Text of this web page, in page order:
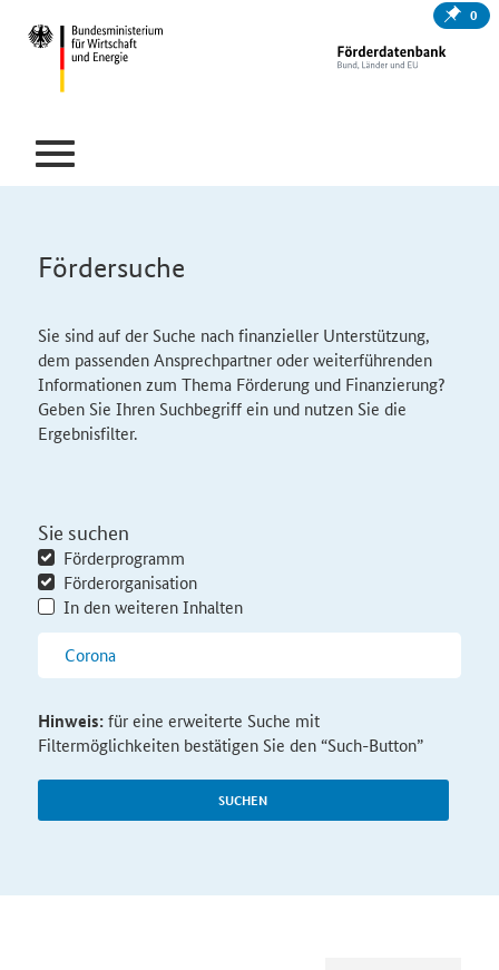
0
Fördersuche
Sie sind auf der Suche nach finanzieller Unterstützung,
dem passenden Ansprechpartner oder weiterführenden
Informationen zum Thema Förderung und Finanzierung?
Geben Sie Ihren Suchbegriff ein und nutzen Sie die
Ergebnisfilter.
Sie suchen
Förderprogramm
Förderorganisation
In den weiteren Inhalten
SUCHEN
Hinweis:für eine erweiterte Suche mit
Filtermöglichkeiten bestätigen Sie den “Such-Button”